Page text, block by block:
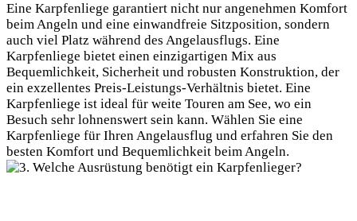
Eine Karpfenliege garantiert nicht nur angenehmen Komfort
beim Angeln und eine einwandfreie Sitzposition, sondern
auch viel Platz während des Angelausflugs. Eine
Karpfenliege bietet einen einzigartigen Mix aus
Bequemlichkeit, Sicherheit und robusten Konstruktion, der
ein exzellentes Preis-Leistungs-Verhältnis bietet. Eine
Karpfenliege ist ideal für weite Touren am See, wo ein
Besuch sehr lohnenswert sein kann. Wählen Sie eine
Karpfenliege für Ihren Angelausflug und erfahren Sie den
besten Komfort und Bequemlichkeit beim Angeln.